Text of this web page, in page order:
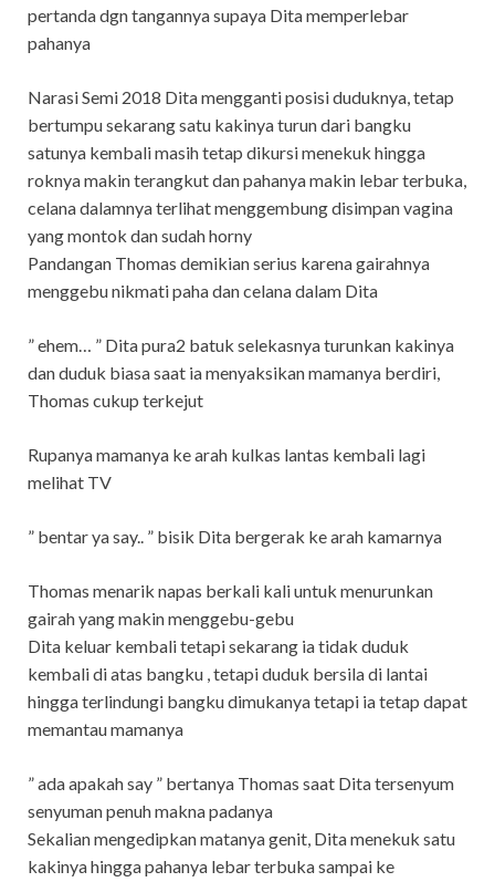
pertanda dgn tangannya supaya Dita memperlebar
pahanya
Narasi Semi 2018 Dita mengganti posisi duduknya, tetap
bertumpu sekarang satu kakinya turun dari bangku
satunya kembali masih tetap dikursi menekuk hingga
roknya makin terangkut dan pahanya makin lebar terbuka,
celana dalamnya terlihat menggembung disimpan vagina
yang montok dan sudah horny
Pandangan Thomas demikian serius karena gairahnya
menggebu nikmati paha dan celana dalam Dita
” ehem… ” Dita pura2 batuk selekasnya turunkan kakinya
dan duduk biasa saat ia menyaksikan mamanya berdiri,
Thomas cukup terkejut
Rupanya mamanya ke arah kulkas lantas kembali lagi
melihat TV
” bentar ya say.. ” bisik Dita bergerak ke arah kamarnya
Thomas menarik napas berkali kali untuk menurunkan
gairah yang makin menggebu-gebu
Dita keluar kembali tetapi sekarang ia tidak duduk
kembali di atas bangku , tetapi duduk bersila di lantai
hingga terlindungi bangku dimukanya tetapi ia tetap dapat
memantau mamanya
” ada apakah say ” bertanya Thomas saat Dita tersenyum
senyuman penuh makna padanya
Sekalian mengedipkan matanya genit, Dita menekuk satu
kakinya hingga pahanya lebar terbuka sampai ke